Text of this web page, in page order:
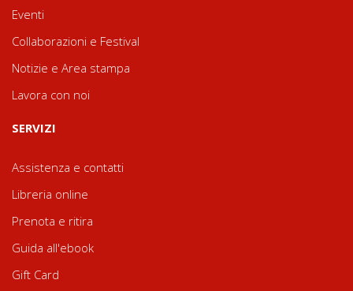
Eventi
Collaborazioni e Festival
Notizie e Area stampa
Lavora con noi
SERVIZI
Assistenza e contatti
Libreria online
Prenota e ritira
Guida all'ebook
Gift Card